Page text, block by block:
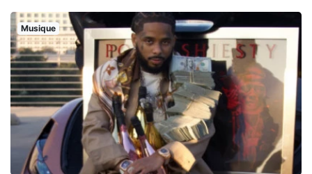
Musique